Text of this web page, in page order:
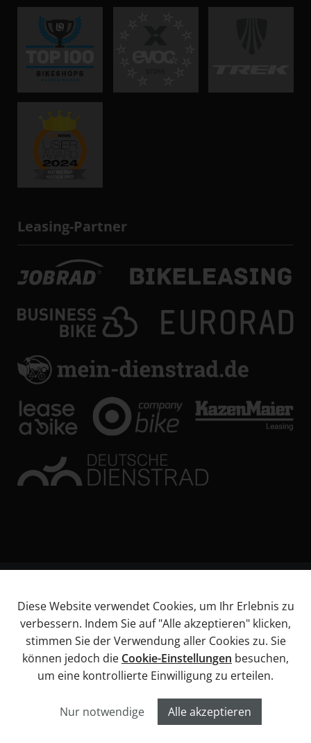
Leasing-Partner
Impressum
AGB
Datenschutz
Widerrufsbelehrung
Informationen über Barrierefreiheitsanforderungen
Diese Website verwendet Cookies, um Ihr Erlebnis zu
verbessern. Indem Sie auf "Alle akzeptieren" klicken,
stimmen Sie der Verwendung aller Cookies zu. Sie
können jedoch die Cookie-Einstellungen besuchen,
um eine kontrollierte Einwilligung zu erteilen.
Nur notwendige Alle akzeptieren